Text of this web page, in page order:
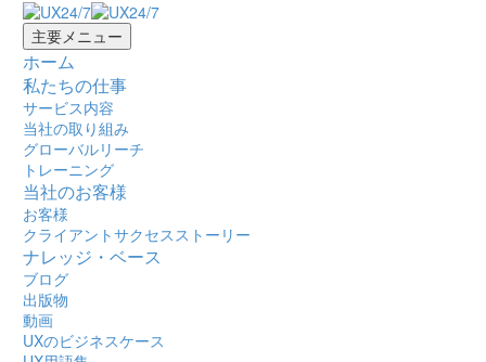
主要メニュー
ホーム
私たちの仕事
サービス内容
当社の取り組み
グローバルリーチ
トレーニング
当社のお客様
お客様
クライアントサクセスストーリー
ナレッジ・ベース
ブログ
出版物
動画
UXのビジネスケース